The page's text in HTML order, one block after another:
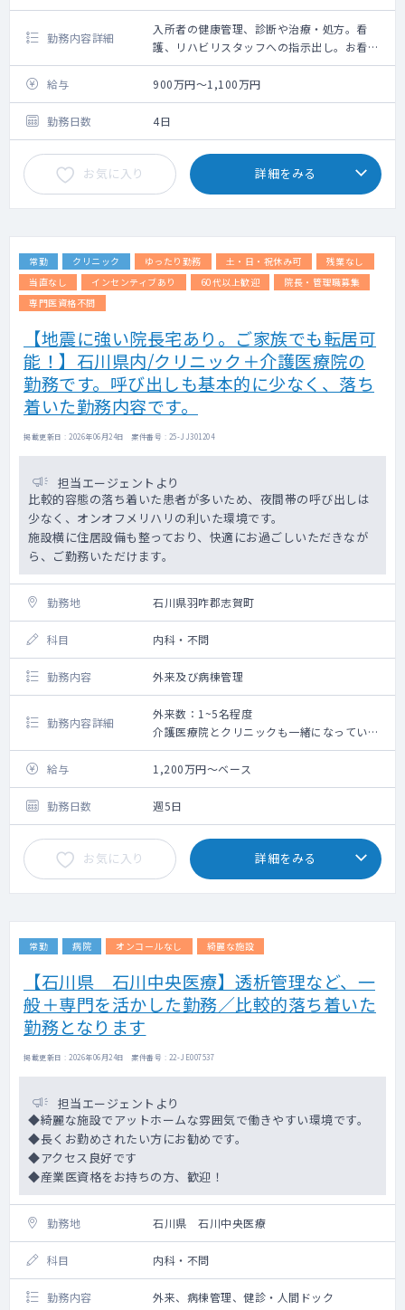
勤務内容詳細
入所者の健康管理、診断や治療・処方。看
護、リハビリスタッフへの指示出し。お看取
り。
管理会議への参加等
給与 900万円～1,100万円
勤務日数 4日
お気に入り 詳細をみる
常勤 クリニック ゆったり勤務 土・日・祝休み可
残業なし
当直なし
インセンティブあり 60代以上歓迎
院長・管理職募集
専門医資格不問
【地震に強い院長宅あり。ご家族でも転居可
能！】石川県内/クリニック＋介護医療院の
勤務です。呼び出しも基本的に少なく、落ち
着いた勤務内容です。
掲載更新日 : 2026年06月24日 案件番号 : 25-JJ301204
担当エージェントより
比較的容態の落ち着いた患者が多いため、夜間帯の呼び出しは
少なく、オンオフメリハリの利いた環境です。
施設横に住居設備も整っており、快適にお過ごしいただきなが
ら、ご勤務いただけます。
勤務地 石川県羽咋郡志賀町
科目 内科・不問
勤務内容 外来及び病棟管理
勤務内容詳細
外来数：1~5名程度
介護医療院とクリニックも一緒になっている
施設の管理医師として、
外来対応や、入所者様の体調管理をお願いし
ています。
当直はございませんが、何か有事の際にはオ
ンコールでご対応をお願いしております。
オンコールの頻度としましては、季節柄によ
って異なりますが、年に数回程度です。
施設内に居宅もございますので、住んでいた
給与 1,200万円～ベース
勤務日数 週5日
お気に入り 詳細をみる
常勤 病院 オンコールなし 綺麗な施設
【石川県 石川中央医療】透析管理など、一
般＋専門を活かした勤務／比較的落ち着いた
勤務となります
掲載更新日 : 2026年06月24日 案件番号 : 22-JE007537
担当エージェントより
◆綺麗な施設でアットホームな雰囲気で働きやすい環境です。
◆長くお勤めされたい方にお勧めです。
◆アクセス良好です
◆産業医資格をお持ちの方、歓迎！
勤務地 石川県 石川中央医療
科目 内科・不問
勤務内容 外来、病棟管理、健診・人間ドック